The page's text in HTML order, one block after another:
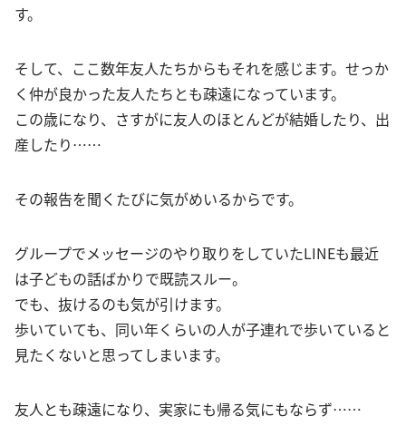
す。
そして、ここ数年友人たちからもそれを感じます。せっか
く仲が良かった友人たちとも疎遠になっています。
この歳になり、さすがに友人のほとんどが結婚したり、出
産したり……
その報告を聞くたびに気がめいるからです。
グループでメッセージのやり取りをしていたLINEも最近
は子どもの話ばかりで既読スルー。
でも、抜けるのも気が引けます。
歩いていても、同い年くらいの人が子連れで歩いていると
見たくないと思ってしまいます。
友人とも疎遠になり、実家にも帰る気にもならず……